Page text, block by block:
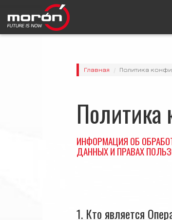
Главная Политика
Политика
ИНФОРМАЦИЯ ОБ
ДАННЫХ И ПРАВАХ
1. Кто является